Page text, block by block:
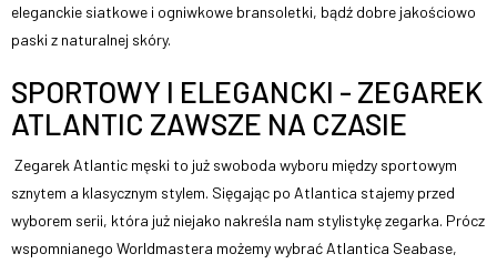
eleganckie siatkowe i ogniwkowe bransoletki, bądź dobre jakościowo
paski z naturalnej skóry.
SPORTOWY I ELEGANCKI - ZEGAREK
ATLANTIC ZAWSZE NA CZASIE
Zegarek Atlantic męski to już swoboda wyboru między sportowym
sznytem a klasycznym stylem. Sięgając po Atlantica stajemy przed
wyborem serii, która już niejako nakreśla nam stylistykę zegarka. Prócz
wspomnianego Worldmastera możemy wybrać Atlantica Seabase,